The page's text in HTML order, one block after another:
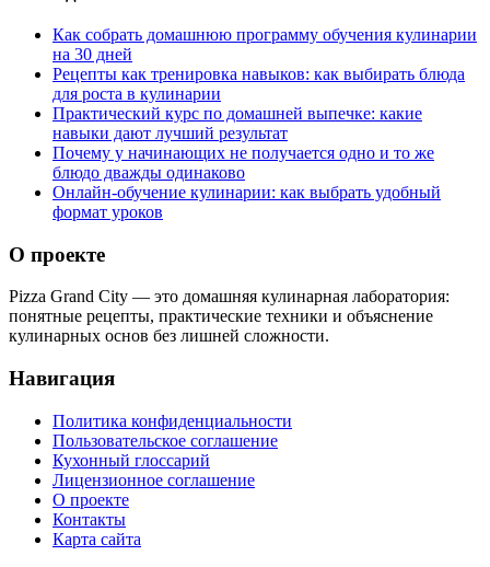
Как собрать домашнюю программу обучения кулинарии
на 30 дней
Рецепты как тренировка навыков: как выбирать блюда
для роста в кулинарии
Практический курс по домашней выпечке: какие
навыки дают лучший результат
Почему у начинающих не получается одно и то же
блюдо дважды одинаково
Онлайн-обучение кулинарии: как выбрать удобный
формат уроков
О проекте
Pizza Grand City — это домашняя кулинарная лаборатория:
понятные рецепты, практические техники и объяснение
кулинарных основ без лишней сложности.
Навигация
Политика конфиденциальности
Пользовательское соглашение
Кухонный глоссарий
Лицензионное соглашение
О проекте
Контакты
Карта сайта